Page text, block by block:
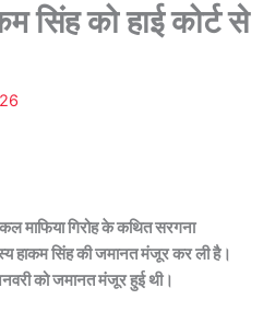
सिंह को हाई कोर्ट से
माफिया गिरोह के कथित सरगना
हाकम सिंह की जमानत मंजूर कर ली है।
को जमानत मंजूर हुई थी।